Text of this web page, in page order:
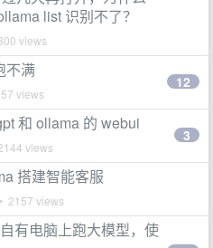
list 识别不了？
views
不满
views
12
和 ollama 的 webui
views
3
搭建智能客服
2157 views
有电脑上跑大模型，使